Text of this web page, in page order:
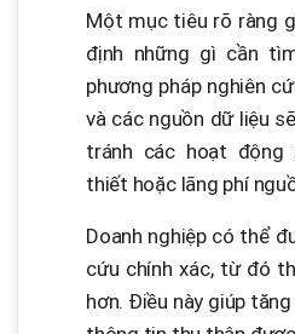
Một mục tiêu rõ ràng
định những gì cần
phương pháp nghiên
và các nguồn dữ liệu
tránh các hoạt động
thiết hoặc lãng phí
Doanh nghiệp có thể
cứu chính xác, từ đó
hơn. Điều này giúp